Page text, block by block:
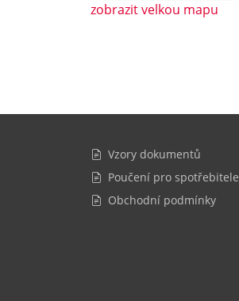
zobrazit velkou mapu
Vzory dokumentů
Poučení pro spotřebitele
Obchodní podmínky